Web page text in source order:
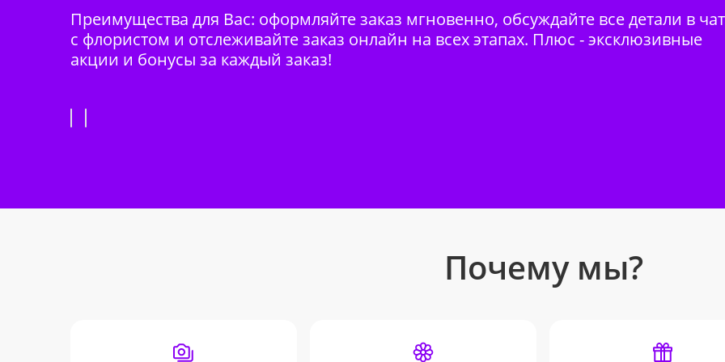
Преимущества для Вас: оформляйте заказ мгновенно, обсуждайте все детали в
с флористом и отслеживайте заказ онлайн на всех этапах. Плюс - эксклюзивные
акции и бонусы за каждый заказ!
Почему мы?